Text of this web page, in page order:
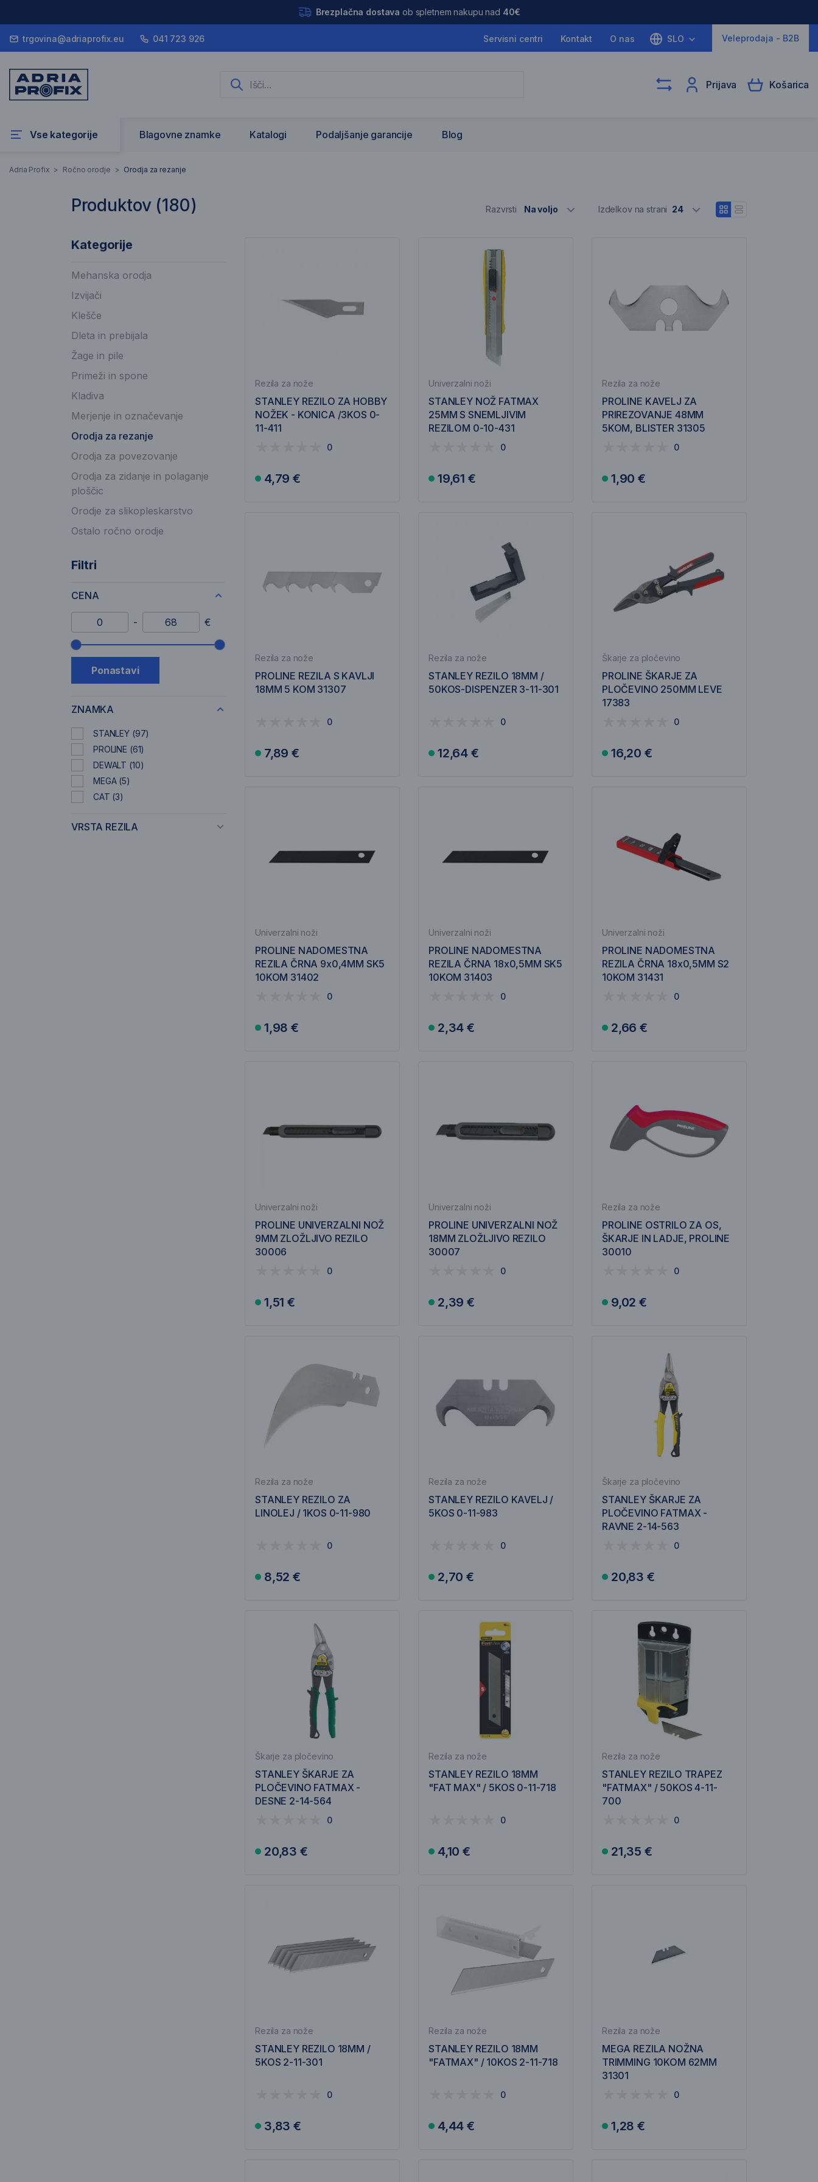
Brezplačna dostava ob spletnem nakupu nad 40€
trgovina@adriaprofix.eu 041 723 926 Servisni centri Kontakt O nas SLO Veleprodaja - B2B
Prijava Košarica
Vse kategorije Blagovne znamke Katalogi Podaljšanje garancije Blog
Orodja za rezanje
Adria Profix > Ročno orodje > Orodja za rezanje
Produktov (180)
180 Rezultati iskanja
Razvrsti Na voljo Izdelkov na strani 24 Izber različne
Odpri pogled blokov
Odpri vrstični
Kategorije
Mehanska orodja
Izvijači
Klešče
Dleta in prebijala
Žage in pile
Primeži in spone
Kladiva
Merjenje in označevanje
Orodja za rezanje
Orodja za povezovanje
Orodja za zidanje in polaganje
ploščic
Orodje za slikopleskarstvo
Ostalo ročno orodje
Filtri
CENA
Minimalni znesek
- Maksimalni znesek
€
Drsnik cenovnega razpona
Ponastavi
ZNAMKA
STANLEY (97)
PROLINE (61)
DEWALT (10)
MEGA (5)
CAT (3)
VRSTA REZILA
Rezila za nože
STANLEY REZILO ZA HOBBY
NOŽEK - KONICA /3KOS 0-
11-411
0
4,79 €
Univerzalni noži
STANLEY NOŽ FATMAX
25MM S SNEMLJIVIM
REZILOM 0-10-431
0
19,61 €
Rezila za nože
PROLINE KAVELJ ZA
PRIREZOVANJE 48MM
5KOM, BLISTER 31305
0
1,90 €
Rezila za nože
PROLINE REZILA S KAVLJI
18MM 5 KOM 31307
0
7,89 €
Rezila za nože
STANLEY REZILO 18MM /
50KOS-DISPENZER 3-11-301
0
12,64 €
Škarje za pločevino
PROLINE ŠKARJE ZA
PLOČEVINO 250MM LEVE
17383
0
16,20 €
Univerzalni noži
PROLINE NADOMESTNA
REZILA ČRNA 9x0,4MM SK5
10KOM 31402
0
1,98 €
Univerzalni noži
PROLINE NADOMESTNA
REZILA ČRNA 18x0,5MM SK5
10KOM 31403
0
2,34 €
Univerzalni noži
PROLINE NADOMESTNA
REZILA ČRNA 18x0,5MM S2
10KOM 31431
0
2,66 €
Univerzalni noži
PROLINE UNIVERZALNI NOŽ
9MM ZLOŽLJIVO REZILO
30006
0
1,51 €
Univerzalni noži
PROLINE UNIVERZALNI NOŽ
18MM ZLOŽLJIVO REZILO
30007
0
2,39 €
Rezila za nože
PROLINE OSTRILO ZA OS,
ŠKARJE IN LADJE, PROLINE
30010
0
9,02 €
Rezila za nože
STANLEY REZILO ZA
LINOLEJ / 1KOS 0-11-980
0
8,52 €
Rezila za nože
STANLEY REZILO KAVELJ /
5KOS 0-11-983
0
2,70 €
Škarje za pločevino
STANLEY ŠKARJE ZA
PLOČEVINO FATMAX -
RAVNE 2-14-563
0
20,83 €
Škarje za pločevino
STANLEY ŠKARJE ZA
PLOČEVINO FATMAX -
DESNE 2-14-564
0
20,83 €
Rezila za nože
STANLEY REZILO 18MM
"FAT MAX" / 5KOS 0-11-718
0
4,10 €
Rezila za nože
STANLEY REZILO TRAPEZ
"FATMAX" / 50KOS 4-11-
700
0
21,35 €
Rezila za nože
STANLEY REZILO 18MM /
5KOS 2-11-301
0
3,83 €
Rezila za nože
STANLEY REZILO 18MM
"FATMAX" / 10KOS 2-11-718
0
4,44 €
Rezila za nože
MEGA REZILA NOŽNA
TRIMMING 10KOM 62MM
31301
0
1,28 €